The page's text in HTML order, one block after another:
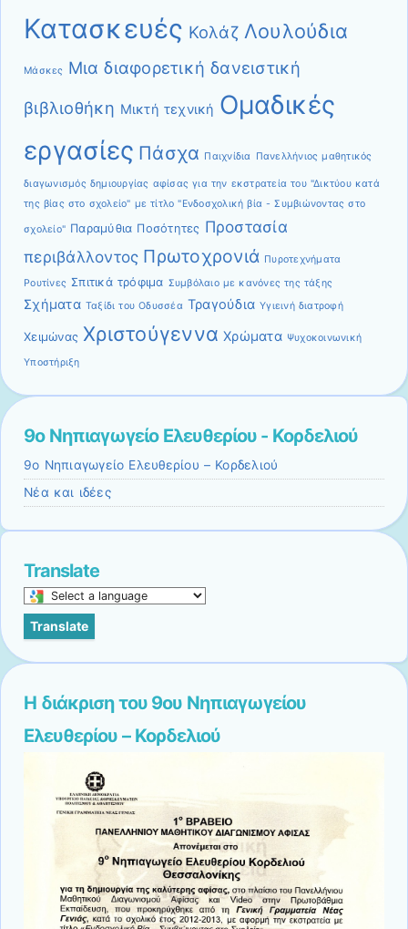
Κατασκευές Κολάζ Λουλούδια
Μάσκες
Μια διαφορετική δανειστική
βιβλιοθήκη Μικτή τεχνική Ομαδικές
εργασίες Πάσχα Παιχνίδια Πανελλήνιος μαθητικός
διαγωνισμός δημιουργίας αφίσας για την εκστρατεία του "Δικτύου κατά
της βίας στο σχολείο" με τίτλο "Ενδοσχολική βία - Συμβιώνοντας στο
σχολείο" Παραμύθια Ποσότητες Προστασία
περιβάλλοντος Πρωτοχρονιά Πυροτεχνήματα
Ρουτίνες Σπιτικά τρόφιμα Συμβόλαιο με κανόνες της τάξης
Σχήματα Ταξίδι του Οδυσσέα Τραγούδια Υγιεινή διατροφή
Χειμώνας Χριστούγεννα Χρώματα Ψυχοκοινωνική
Υποστήριξη
9ο Νηπιαγωγείο Ελευθερίου - Κορδελιού
9ο Νηπιαγωγείο Ελευθερίου – Κορδελιού
Νέα και ιδέες
Translate
Select
a
language
this
Translate
Η διάκριση του 9ου Νηπιαγωγείου
Ελευθερίου – Κορδελιού